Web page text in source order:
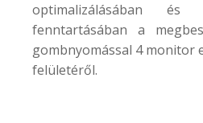
optimalizálásában és
fenntartásában a
gombnyomással 4 monitor
felületéről.